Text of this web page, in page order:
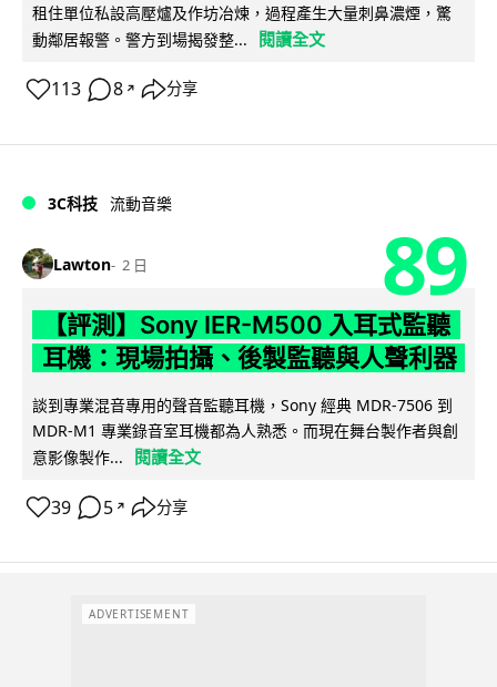
租住單位私設高壓爐及作坊冶煉，過程產生大量刺鼻濃煙，驚
動鄰居報警。警方到場揭發整...
閱讀全文
113 8 ↗ 分享
3C科技 流動音樂
Lawton 2 日 89
【評測】Sony IER-M500 入耳式監聽
耳機：現場拍攝、後製監聽與人聲利器
談到專業混音專用的聲音監聽耳機，Sony 經典 MDR-7506 到
MDR-M1 專業錄音室耳機都為人熟悉。而現在舞台製作者與創
意影像製作...
閱讀全文
39 5 ↗ 分享
ADVERTISEMENT